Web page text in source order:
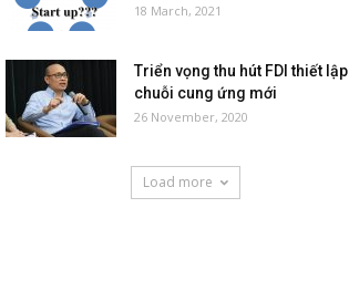
18 March, 2021
Triển vọng thu hút FDI thiết lập
chuỗi cung ứng mới
26 November, 2020
Load more